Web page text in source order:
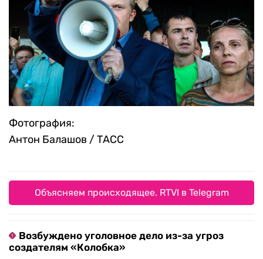
Фотография:
Антон Балашов / ТАСС
Объясняем происходящее. RTVI в Telegram
Возбуждено уголовное дело из-за угроз
создателям «Колобка»